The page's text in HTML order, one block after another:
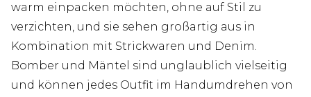
warm einpacken möchten, ohne auf Stil zu
verzichten, und sie sehen großartig aus in
Kombination mit Strickwaren und Denim.
Bomber und Mäntel sind unglaublich vielseitig
und können jedes Outfit im Handumdrehen von